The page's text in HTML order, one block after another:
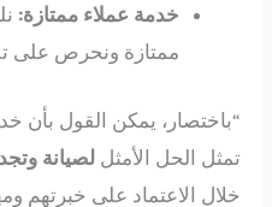
خدمة عملاء ممتازة:
ممتازة ونحرص على
“باختصار، يمكن القول بأن
تمثل الحل الأمثللصيانة
خلال الاعتماد على خبرتهم